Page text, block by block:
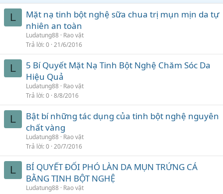
L
Mặt nạ tinh bột nghệ sữa chua trị mụn mịn da tự
nhiên an toàn
Ludatung88 Rao vặt
Trả lời 0 21/6/2016
L
5 Bí Quyết Mặt Nạ Tinh Bột Nghệ Chăm Sóc Da
Hiệu Quả
Ludatung88 Rao vặt
Trả lời 0 8/8/2016
L
Bật bí những tác dụng của tinh bột nghệ nguyên
chất vàng
Ludatung88 Rao vặt
Trả lời 0 20/7/2016
L
BÍ QUYẾT ĐỐI PHÓ LÀN DA MỤN TRỨNG CÁ
BẰNG TINH BỘT NGHỆ
Ludatung88 Rao vặt